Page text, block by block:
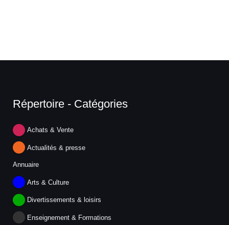
Répertoire - Catégories
Achats & Vente
Actualités & presse
Annuaire
Arts & Culture
Divertissements & loisirs
Enseignement & Formations